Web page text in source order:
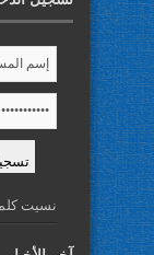
نسيت